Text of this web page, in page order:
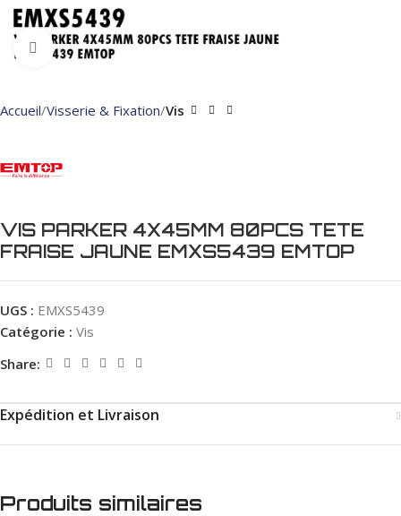
Click to enlarge
Accueil Visserie & Fixation Vis
VIS PARKER 4X45MM 80PCS TETE
FRAISE JAUNE EMXS5439 EMTOP
UGS : EMXS5439
Catégorie : Vis
Share:
Expédition et Livraison
Produits similaires